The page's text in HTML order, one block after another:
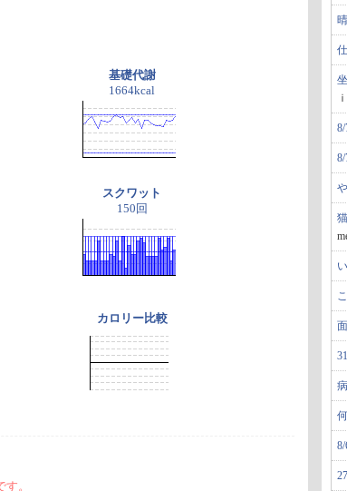
基礎代謝
1664kcal
スクワット
150回
カロリー比較
。
晴
ｉ
8/
8/
8/